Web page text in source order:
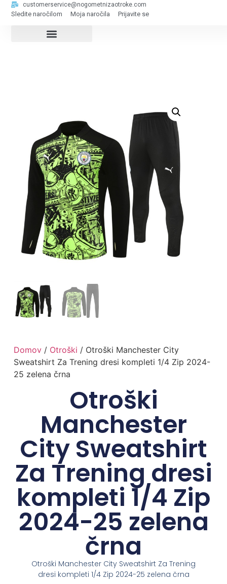
customerservice@nogometnizaotroke.com
Sledite naročilom Moja naročila Prijavite se
Domov/ Otroški / Otroški Manchester City
Sweatshirt Za Trening dresi kompleti 1/4 Zip 2024-
25 zelena črna
Otroški
Manchester
City Sweatshirt
Za Trening dresi
kompleti 1/4 Zip
2024-25 zelena
črna
Otroški Manchester City Sweatshirt Za Trening
dresi kompleti 1/4 Zip 2024-25 zelena črna